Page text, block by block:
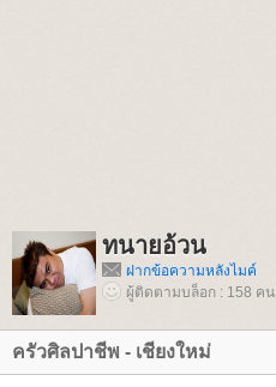
ทนายอ้วน
ฝากข้อความหลังไมค์
ผู้ติดตามบล็อก : 158 คน
ครัวศิลปาชีพ - เชียงใหม่